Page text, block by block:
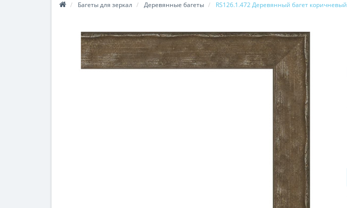
Багеты для зеркал Деревянные багеты RS126.1.472 Деревянный багет коричневый